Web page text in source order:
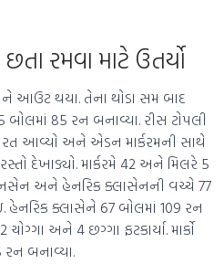
રમવા માટે ઉતર્યો
આઉટ થયા. તેના થોડા સમ બાદ
85 રન બનાવ્યા. રીસ ટોપલી
આવ્યો અને એડન માર્કરમની સાથે
દેખાડ્યો. માર્કરમે 42 અને મિલરે 5
અને હેનરિક ક્લાસેનની વચ્ચે 77
હેનરિક ક્લાસેને 67 બોલમાં 109 રન
અને 4 છગ્ગા ફટકાર્યા. માર્કો
બનાવ્યા.